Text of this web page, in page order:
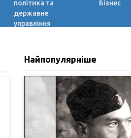
політика та
державне
управління
Бізнес
Найпопулярніше